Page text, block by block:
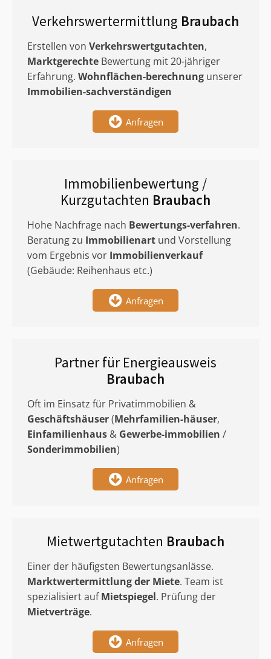
Verkehrswertermittlung Braubach
Erstellen von Verkehrswertgutachten,
Marktgerechte Bewertung mit 20-jähriger
Erfahrung. Wohnflächen-berechnung unserer
Immobilien-sachverständigen
Anfragen
Immobilienbewertung /
Kurzgutachten Braubach
Hohe Nachfrage nach Bewertungs-verfahren.
Beratung zu Immobilienart und Vorstellung
vom Ergebnis vor Immobilienverkauf
(Gebäude: Reihenhaus etc.)
Anfragen
Partner für Energieausweis
Braubach
Oft im Einsatz für Privatimmobilien &
Geschäftshäuser(Mehrfamilien-häuser,
Einfamilienhaus & Gewerbe-immobilien /
Sonderimmobilien)
Anfragen
Mietwertgutachten Braubach
Einer der häufigsten Bewertungsanlässe.
Marktwertermittlungder Miete. Team ist
spezialisiert aufMietspiegel. Prüfung der
Mietverträge.
Anfragen